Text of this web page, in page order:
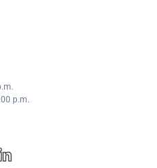
p.m.